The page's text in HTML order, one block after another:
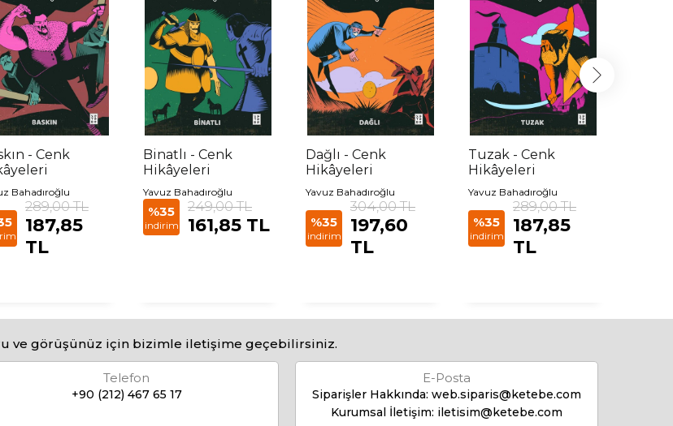
- Cenk
Bahadıroğlu
289,00 TL
187,85
TL
Binatlı - Cenk
Hikâyeleri
Yavuz Bahadıroğlu
%35
indirim
249,00 TL
161,85 TL
Dağlı - Cenk
Hikâyeleri
Yavuz Bahadıroğlu
%35
indirim
304,00 TL
197,60
TL
Tuzak - Cenk
Hikâyeleri
Yavuz Bahadıroğlu
%35
indirim
289,00 TL
187,85
TL
ve görüşünüz için bizimle iletişime geçebilirsiniz.
Telefon
+90 (212) 467 65 17
E-Posta
Siparişler Hakkında: web.siparis@ketebe.com
Kurumsal İletişim: iletisim@ketebe.com